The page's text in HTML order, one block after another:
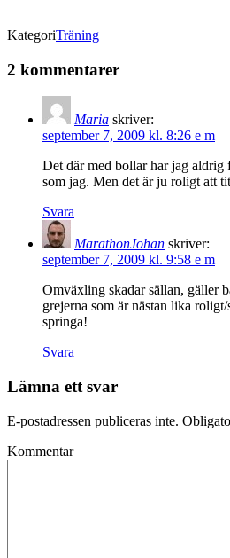
KategoriTräning
2 kommentarer
Maria skriver:
september 7, 2009 kl. 8:26 e m
Det där med bollar har jag
som jag. Men det är ju roligt att
Svara
MarathonJohan skriver:
september 7, 2009 kl. 9:58 e m
Omväxling skadar sällan, gäller
grejerna som är nästan lika
springa!
Svara
Lämna ett svar
E-postadressen publiceras inte.
Kommentar